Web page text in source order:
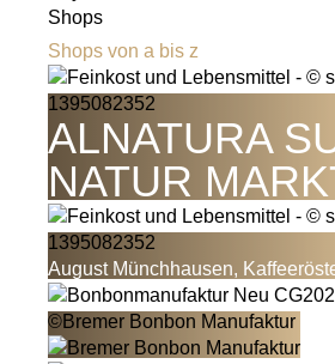
Shops
Shops von a bis z
ALNATURA
NATUR
August Münchhausen,